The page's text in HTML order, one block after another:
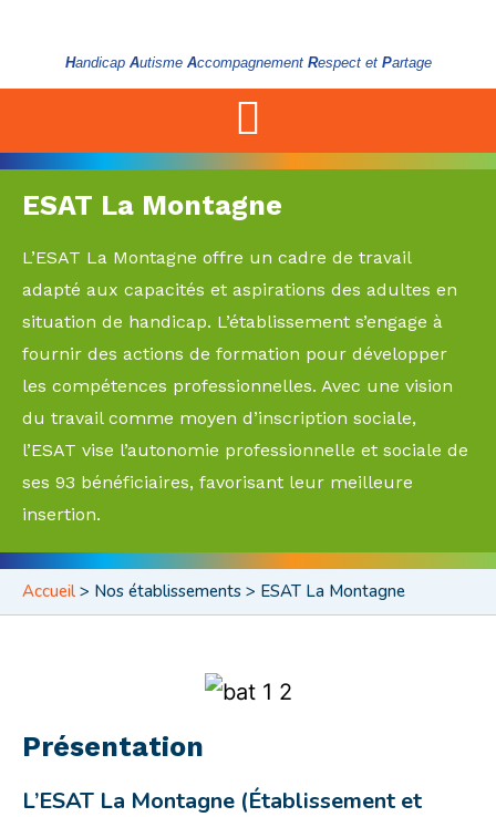
Handicap Autisme Accompagnement Respect et Partage
ESAT La Montagne
L’ESAT La Montagne offre un cadre de travail
adapté aux capacités et aspirations des adultes en
situation de handicap. L’établissement s’engage à
fournir des actions de formation pour développer
les compétences professionnelles. Avec une vision
du travail comme moyen d’inscription sociale,
l’ESAT vise l’autonomie professionnelle et sociale de
ses 93 bénéficiaires, favorisant leur meilleure
insertion.
Accueil > Nos établissements > ESAT La Montagne
Présentation
L’ESAT La Montagne (Établissement et